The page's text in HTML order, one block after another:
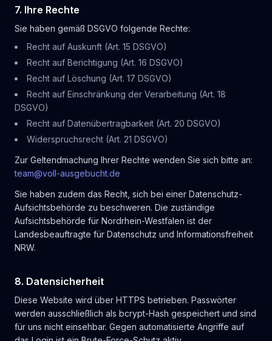
7. Ihre Rechte
Sie haben gemäß DSGVO folgende Rechte:
Recht auf Auskunft (Art. 15 DSGVO)
Recht auf Berichtigung (Art. 16 DSGVO)
Recht auf Löschung (Art. 17 DSGVO)
Recht auf Einschränkung der Verarbeitung (Art. 18
DSGVO)
Recht auf Datenübertragbarkeit (Art. 20 DSGVO)
Widerspruchsrecht (Art. 21 DSGVO)
Zur Geltendmachung Ihrer Rechte wenden Sie sich bitte an:
team@voll-ausgebucht.de
Sie haben zudem das Recht, sich bei einer Datenschutz-
Aufsichtsbehörde zu beschweren. Die zuständige
Aufsichtsbehörde für Nordrhein-Westfalen ist der
Landesbeauftragte für Datenschutz und Informationsfreiheit
NRW.
8. Datensicherheit
Diese Website wird über HTTPS betrieben. Passwörter
werden ausschließlich als bcrypt-Hash gespeichert und sind
für uns nicht einsehbar. Gegen automatisierte Angriffe auf